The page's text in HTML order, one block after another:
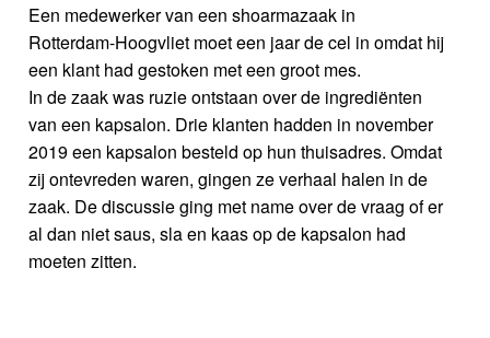
Een medewerker van een shoarmazaak in
Rotterdam-Hoogvliet moet een jaar de cel in omdat hij
een klant had gestoken met een groot mes.
In de zaak was ruzie ontstaan over de ingrediënten
van een kapsalon. Drie klanten hadden in november
2019 een kapsalon besteld op hun thuisadres. Omdat
zij ontevreden waren, gingen ze verhaal halen in de
zaak. De discussie ging met name over de vraag of er
al dan niet saus, sla en kaas op de kapsalon had
moeten zitten.